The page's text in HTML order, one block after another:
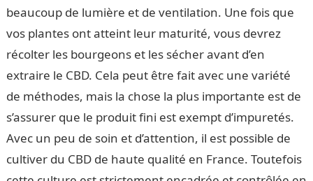
beaucoup de lumière et de ventilation. Une fois que
vos plantes ont atteint leur maturité, vous devrez
récolter les bourgeons et les sécher avant d’en
extraire le CBD. Cela peut être fait avec une variété
de méthodes, mais la chose la plus importante est de
s’assurer que le produit fini est exempt d’impuretés.
Avec un peu de soin et d’attention, il est possible de
cultiver du CBD de haute qualité en France. Toutefois